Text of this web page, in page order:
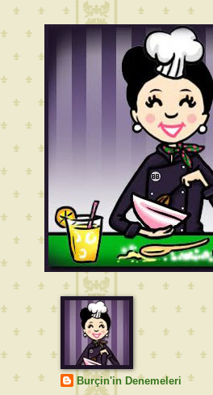
Burçin'in Denemeleri